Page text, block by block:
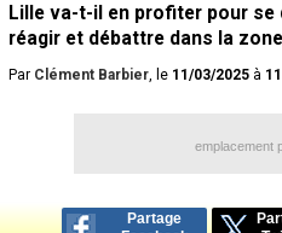
Lille va-t-il en profiter pour
réagir et débattre dans la
Par Clément Barbier, le 11/03/2025 à
emplacement
Partage